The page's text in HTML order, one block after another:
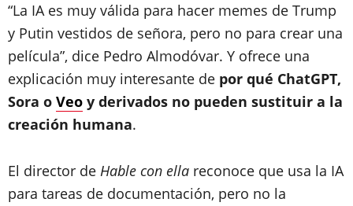
“La IA es muy válida para hacer memes de Trump
y Putin vestidos de señora, pero no para crear una
película”, dice Pedro Almodóvar. Y ofrece una
explicación muy interesante de por qué ChatGPT,
Sora o Veo y derivados no pueden sustituir a la
creación humana.
El director de Hable con ella reconoce que usa la IA
para tareas de documentación, pero no la